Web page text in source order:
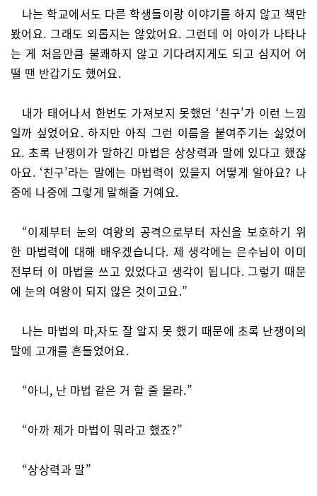
나는 학교에서도 다른 학생들이랑 이야기를 하지 않고 책만
봤어요. 그래도 외롭지는 않았어요. 그런데 이 아이가 나타나
는 게 처음만큼 불쾌하지 않고 기다려지게도 되고 심지어 어
떨 땐 반갑기도 했어요.
내가 태어나서 한번도 가져보지 못했던 ‘친구’가 이런 느낌
일까 싶었어요. 하지만 아직 그런 이름을 붙여주기는 싫었어
요. 초록 난쟁이가 말하긴 마법은 상상력과 말에 있다고 했잖
아요. ‘친구’라는 말에는 마법력이 있을지 어떻게 알아요? 나
중에 나중에 그렇게 말해줄 거예요.
“이제부터 눈의 여왕의 공격으로부터 자신을 보호하기 위
한 마법력에 대해 배우겠습니다. 제 생각에는 은수님이 이미
전부터 이 마법을 쓰고 있었다고 생각이 됩니다. 그렇기 때문
에 눈의 여왕이 되지 않은 것이고요.”
나는 마법의 마,자도 잘 알지 못 했기 때문에 초록 난쟁이의
말에 고개를 흔들었어요.
“아니, 난 마법 같은 거 할 줄 몰라.”
“아까 제가 마법이 뭐라고 했죠?”
“상상력과 말”